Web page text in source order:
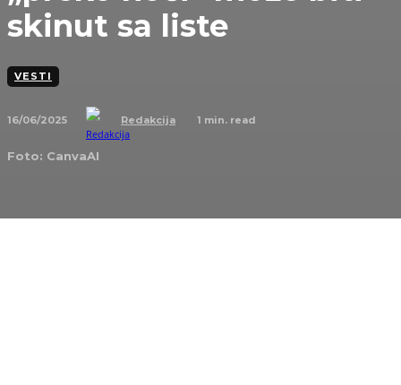
skinut sa liste
VESTI
16/06/2025 Redakcija 1 min. read
Foto: CanvaAI